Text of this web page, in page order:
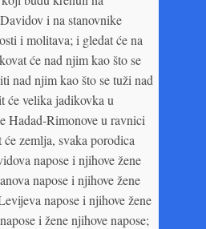
i na stanovnike
i molitava; i gledat će na
će nad njim kao što se
nad njim kao što se tuži nad
će velika jadikovka u
Hadad-Rimonove u ravnici
zemlja, svaka porodica
napose i njihove žene
napose i njihove žene
napose i njihove žene
i žene njihove napose;